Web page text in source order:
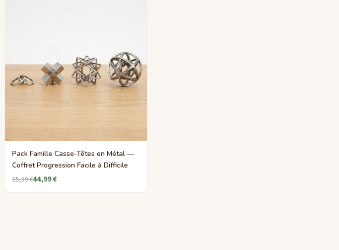
Pack Famille Casse-Têtes en Métal —
Coffret Progression Facile à Difficile
55,99 €44,99 €